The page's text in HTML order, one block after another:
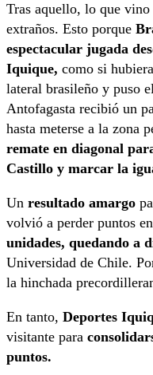
Tras aquello, lo que
extraños. Esto porque
espectacular jugada
Iquique, como si
lateral brasileño y puso
Antofagasta recibió un
hasta meterse a la zona
remate en diagonal
Castillo y marcar la
Un resultado amargo
volvió a perder puntos
unidades, quedando a
Universidad de Chile.
la hinchada
En tanto, Deportes
visitante para
puntos.